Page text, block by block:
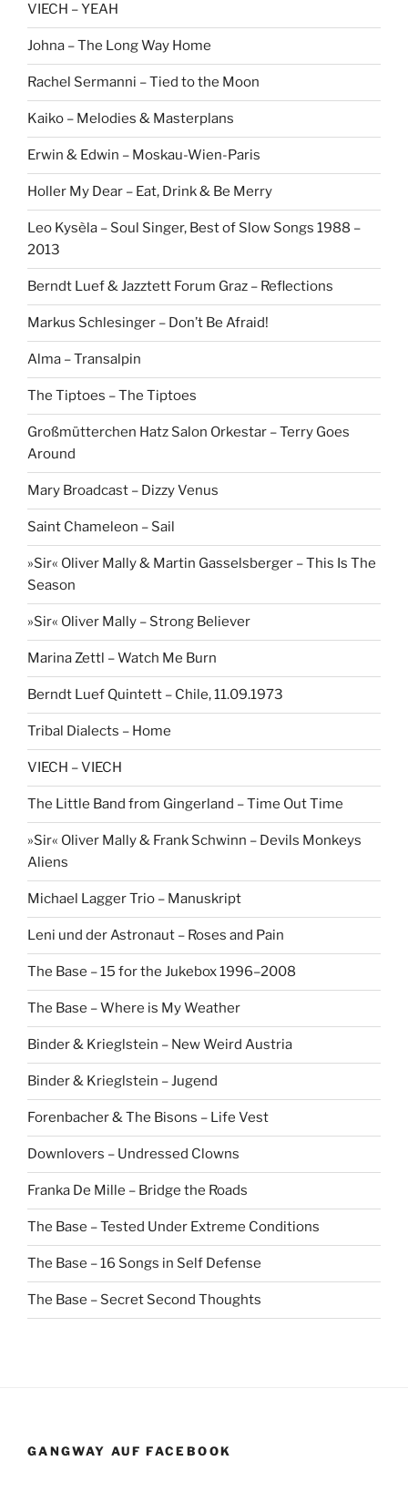
VIECH – YEAH
Johna – The Long Way Home
Rachel Sermanni – Tied to the Moon
Kaiko – Melodies & Masterplans
Erwin & Edwin – Moskau-Wien-Paris
Holler My Dear – Eat, Drink & Be Merry
Leo Kysèla – Soul Singer, Best of Slow Songs 1988 –
2013
Berndt Luef & Jazztett Forum Graz – Reflections
Markus Schlesinger – Don’t Be Afraid!
Alma – Transalpin
The Tiptoes – The Tiptoes
Großmütterchen Hatz Salon Orkestar – Terry Goes
Around
Mary Broadcast – Dizzy Venus
Saint Chameleon – Sail
»Sir« Oliver Mally & Martin Gasselsberger – This Is The
Season
»Sir« Oliver Mally – Strong Believer
Marina Zettl – Watch Me Burn
Berndt Luef Quintett – Chile, 11.09.1973
Tribal Dialects – Home
VIECH – VIECH
The Little Band from Gingerland – Time Out Time
»Sir« Oliver Mally & Frank Schwinn – Devils Monkeys
Aliens
Michael Lagger Trio – Manuskript
Leni und der Astronaut – Roses and Pain
The Base – 15 for the Jukebox 1996–2008
The Base – Where is My Weather
Binder & Krieglstein – New Weird Austria
Binder & Krieglstein – Jugend
Forenbacher & The Bisons – Life Vest
Downlovers – Undressed Clowns
Franka De Mille – Bridge the Roads
The Base – Tested Under Extreme Conditions
The Base – 16 Songs in Self Defense
The Base – Secret Second Thoughts
GANGWAY AUF FACEBOOK